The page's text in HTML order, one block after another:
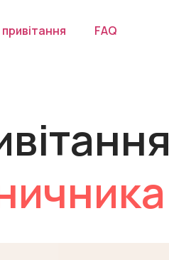
привітання FAQ